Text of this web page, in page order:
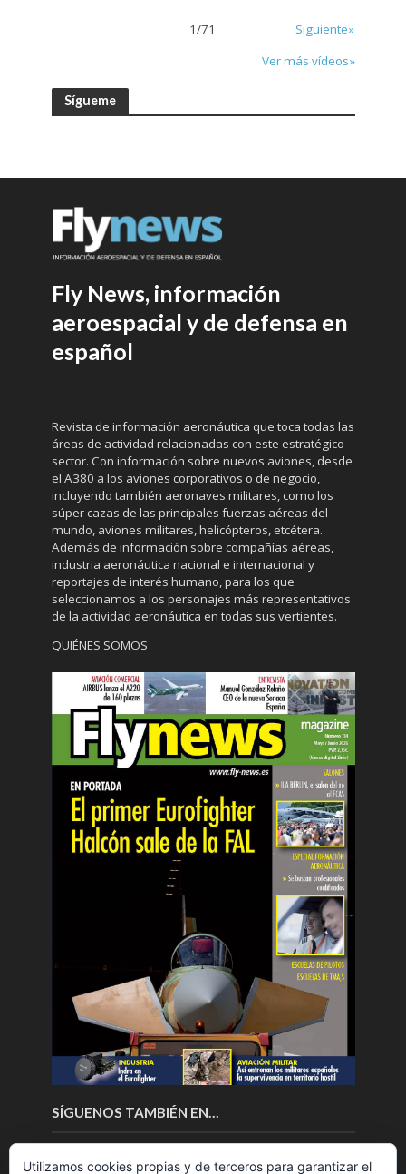
1/71
Siguiente»
Ver más vídeos»
Sígueme
Fly News, información
aeroespacial y de defensa en
español
Revista de información aeronáutica que toca todas las
áreas de actividad relacionadas con este estratégico
sector. Con información sobre nuevos aviones, desde
el A380 a los aviones corporativos o de negocio,
incluyendo también aeronaves militares, como los
súper cazas de las principales fuerzas aéreas del
mundo, aviones militares, helicópteros, etcétera.
Además de información sobre compañías aéreas,
industria aeronáutica nacional e internacional y
reportajes de interés humano, para los que
seleccionamos a los personajes más representativos
de la actividad aeronáutica en todas sus vertientes.
QUIÉNES SOMOS
SÍGUENOS TAMBIÉN EN…
Utilizamos cookies propias y de terceros para garantizar el